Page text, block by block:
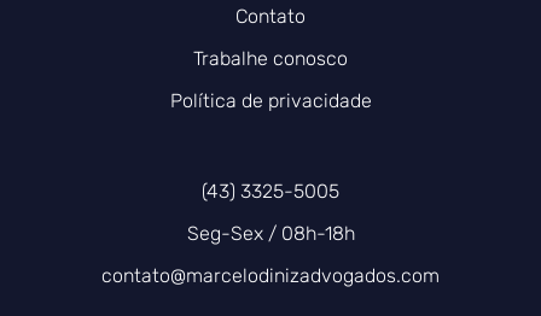
Contato
Trabalhe conosco
Política de privacidade
(43) 3325-5005
Seg-Sex / 08h-18h
contato@marcelodinizadvogados.com